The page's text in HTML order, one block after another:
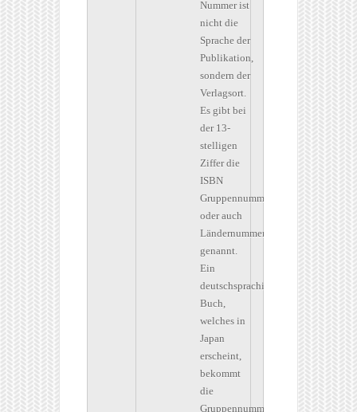
Nummer ist
nicht die
Sprache der
Publikation,
sondern der
Verlagsort.
Es gibt bei
der 13-
stelligen
Ziffer die
ISBN
Gruppennummer
oder auch
Ländernummer
genannt.
Ein
deutschsprachiges
Buch,
welches in
Japan
erscheint,
bekommt
die
Gruppennummer